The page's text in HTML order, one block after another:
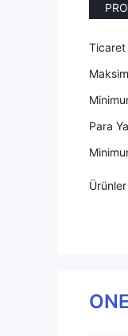
PRO
Ticaret
Para
Ürünler